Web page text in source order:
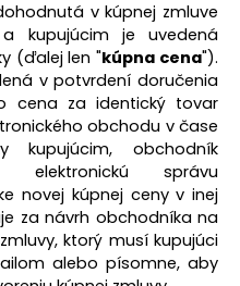
v kúpnej zmluve
kupujúcim je uvedená
(ďalej len "kúpna cena").
v potvrdení doručenia
cena za identický tovar
obchodu v čase
kupujúcim, obchodník
elektronickú správu
novej kúpnej ceny v inej
za návrh obchodníka na
ktorý musí kupujúci
alebo písomne, aby